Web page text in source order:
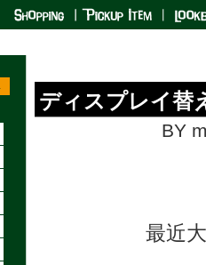
ディスプレイ替
BY
最近